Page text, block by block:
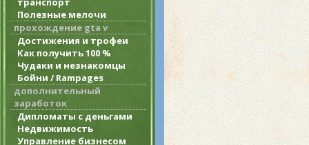
Полезные мелочи
прохождение gta v
Достижения и трофеи
Как получить 100 %
Чудаки и незнакомцы
Бойни / Rampages
дополнительный
заработок
Дипломаты с деньгами
Недвижимость
Управление бизнесом